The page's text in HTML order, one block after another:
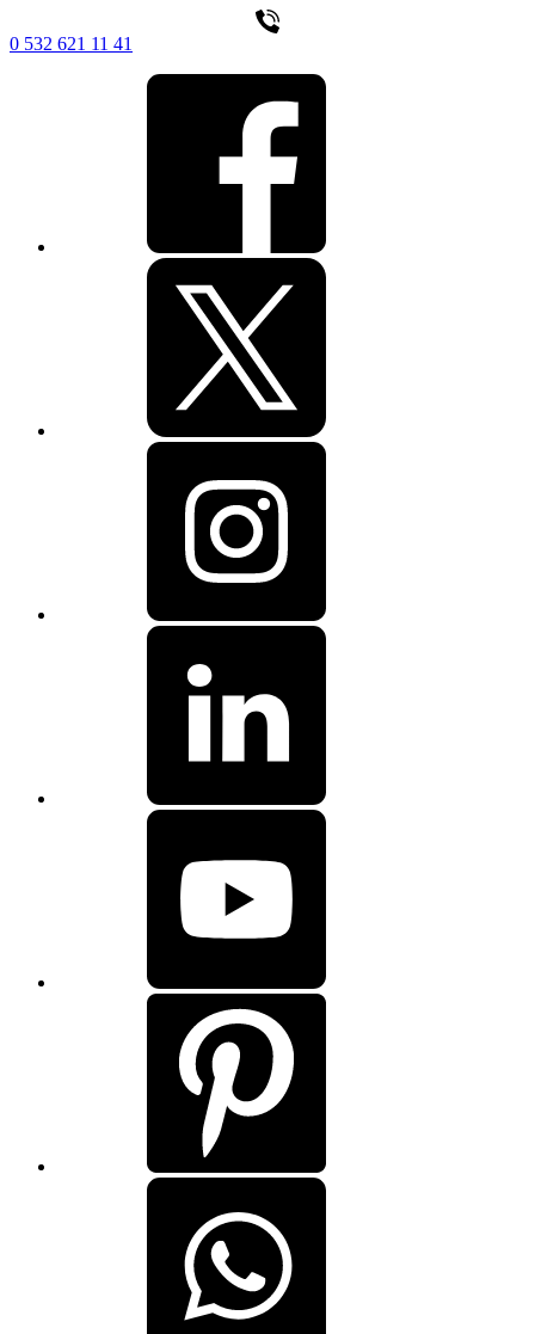
0 532 621 11 41